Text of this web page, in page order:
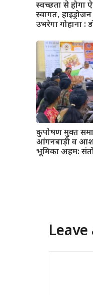
स्वच्छता से होगा
स्वागत, हाइड्रोजन
उभरेगा गोहाना :
कुपोषण मुक्त
आंगनबाड़ी व
भूमिका अहम: